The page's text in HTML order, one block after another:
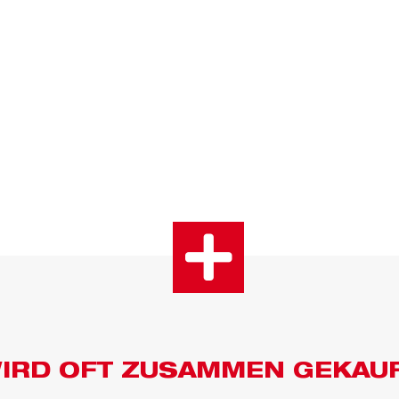
OFT ZUSAMMEN